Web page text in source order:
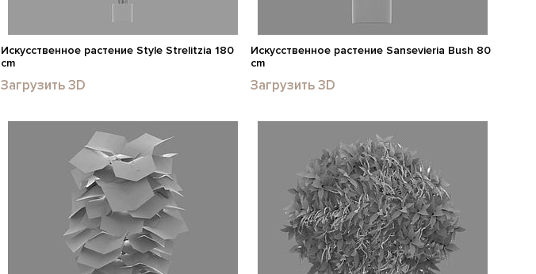
Искусственное растение Style Strelitzia 180
cm
Загрузить 3D
Искусственное растение Sansevieria Bush 80
cm
Загрузить 3D